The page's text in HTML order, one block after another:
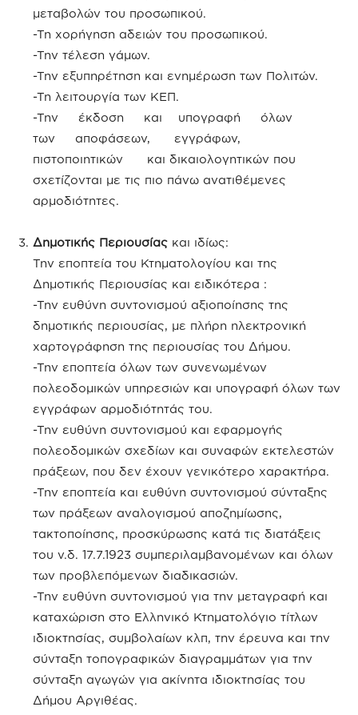
μεταβολών του προσωπικού.
-Τη χορήγηση αδειών του προσωπικού.
-Την τέλεση γάμων.
-Την εξυπηρέτηση και ενημέρωση των Πολιτών.
-Τη λειτουργία των ΚΕΠ.
-Την έκδοση και υπογραφή όλων
των αποφάσεων, εγγράφων,
πιστοποιητικών και δικαιολογητικών που
σχετίζονται με τις πιο πάνω ανατιθέμενες
αρμοδιότητες.
Δημοτικής Περιουσίας και ιδίως:
Την εποπτεία του Κτηματολογίου και της
Δημοτικής Περιουσίας και ειδικότερα :
-Την ευθύνη συντονισμού αξιοποίησης της
δημοτικής περιουσίας, με πλήρη ηλεκτρονική
χαρτογράφηση της περιουσίας του Δήμου.
-Την εποπτεία όλων των συνενωμένων
πολεοδομικών υπηρεσιών και υπογραφή όλων των
εγγράφων αρμοδιότητάς του.
-Την ευθύνη συντονισμού και εφαρμογής
πολεοδομικών σχεδίων και συναφών εκτελεστών
πράξεων, που δεν έχουν γενικότερο χαρακτήρα.
-Την εποπτεία και ευθύνη συντονισμού σύνταξης
των πράξεων αναλογισμού αποζημίωσης,
τακτοποίησης, προσκύρωσης κατά τις διατάξεις
του ν.δ. 17.7.1923 συμπεριλαμβανομένων και όλων
των προβλεπόμενων διαδικασιών.
-Την ευθύνη συντονισμού για την μεταγραφή και
καταχώριση στο Ελληνικό Κτηματολόγιο τίτλων
ιδιοκτησίας, συμβολαίων κλπ, την έρευνα και την
σύνταξη τοπογραφικών διαγραμμάτων για την
σύνταξη αγωγών για ακίνητα ιδιοκτησίας του
Δήμου Αργιθέας.